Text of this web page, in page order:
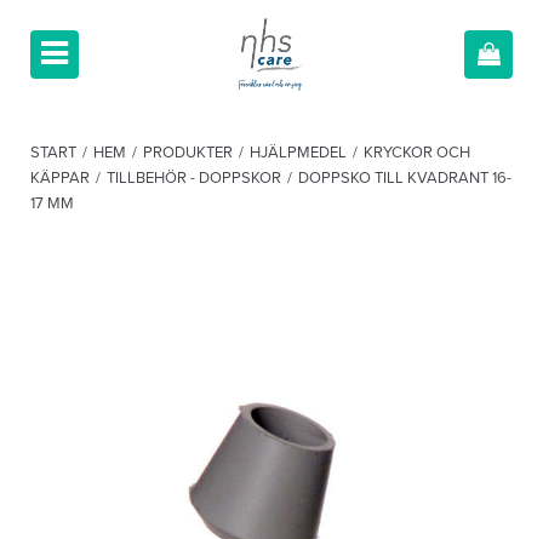
START / HEM / PRODUKTER / HJÄLPMEDEL / KRYCKOR OCH
KÄPPAR / TILLBEHÖR - DOPPSKOR / DOPPSKO TILL KVADRANT 16-
17 MM